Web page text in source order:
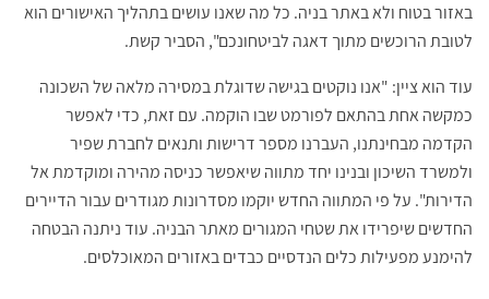
באזור בטוח ולא באתר בניה. כל מה שאנו עושים בתהליך האישורים הוא
לטובת הרוכשים מתוך דאגה לביטחונכם", הסביר קשת.
עוד הוא ציין: "אנו נוקטים בגישה שדוגלת במסירה מלאה של השכונה
כמקשה אחת בהתאם לפורמט שבו הוקמה. עם זאת, כדי לאפשר
הקדמה מבחינתנו, העברנו מספר דרישות ותנאים לחברת שפיר
ולמשרד השיכון ובנינו יחד מתווה שיאפשר כניסה מהירה ומוקדמת אל
הדירות". על פי המתווה החדש יוקמו מסדרונות מגודרים עבור הדיירים
החדשים שיפרידו את שטחי המגורים מאתר הבניה. עוד ניתנה הבטחה
להימנע מפעילות כלים הנדסיים כבדים באזורים המאוכלסים.